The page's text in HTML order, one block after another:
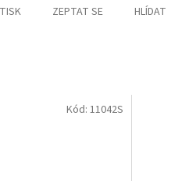
TISK ZEPTAT SE HLÍDAT
Kód:11042S